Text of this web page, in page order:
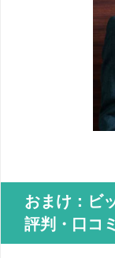
おまけ：ビ
評判・口コミ